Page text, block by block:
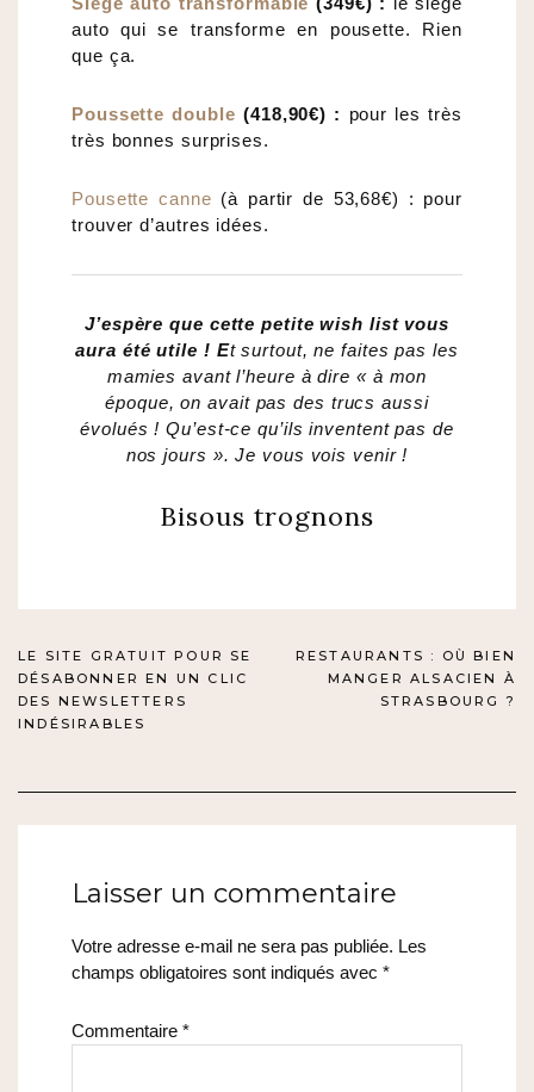
auto qui se transforme en pousette. Rien
que ça.
Poussette double (418,90€) : pour les très
très bonnes surprises.
Pousette canne (à partir de 53,68€) : pour
trouver d’autres idées.
J’espère que cette petite wish list vous
aura été utile ! Et surtout, ne faites pas les
mamies avant l’heure à dire « à mon
époque, on avait pas des trucs aussi
évolués ! Qu’est-ce qu’ils inventent pas de
nos jours ». Je vous vois venir !
Bisous trognons
NAVIGATION
DE
L’ARTICLE
LE SITE GRATUIT POUR SE
DÉSABONNER EN UN CLIC
DES NEWSLETTERS
INDÉSIRABLES
RESTAURANTS : OÙ BIEN
MANGER ALSACIEN À
STRASBOURG ?
Laisser un commentaire
Votre adresse e-mail ne sera pas publiée. Les
champs obligatoires sont indiqués avec *
Commentaire *